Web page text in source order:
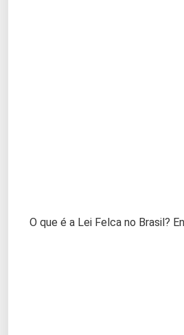
O que é a Lei Felca no Brasil?